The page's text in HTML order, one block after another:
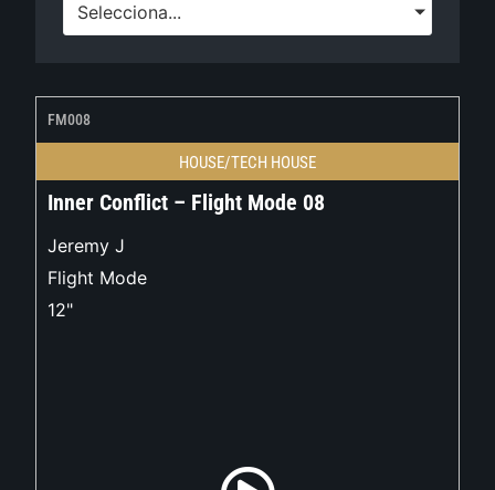
Selecciona...
FM008
HOUSE/TECH HOUSE
Inner Conflict – Flight Mode 08
Jeremy J
Flight Mode
12"